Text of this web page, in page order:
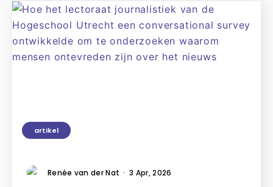
artikel
Renée van der Nat · 3 Apr, 2026